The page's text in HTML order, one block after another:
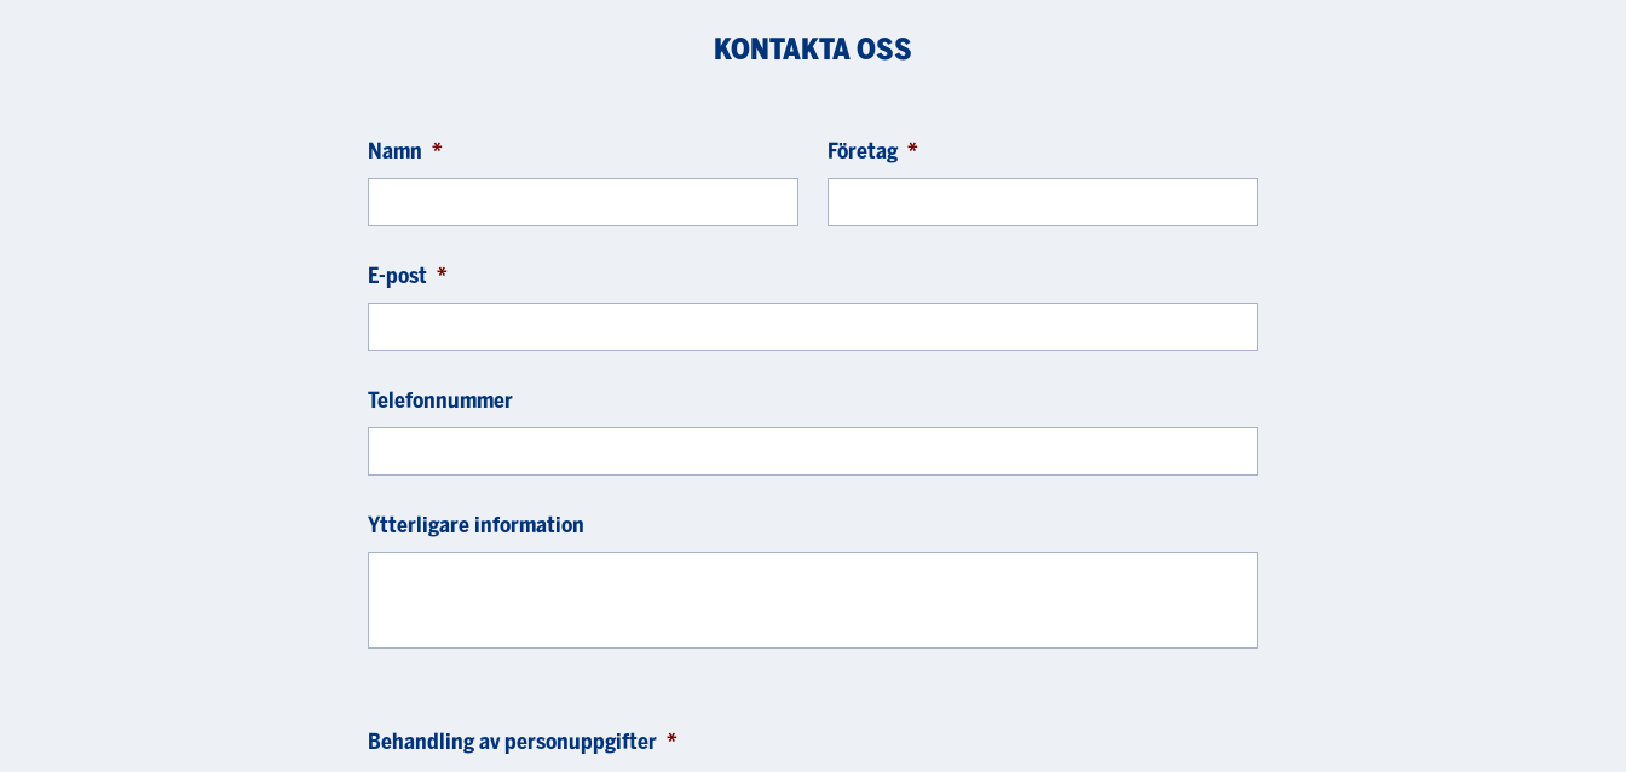
KONTAKTA OSS
Namn * Företag *
E-post *
Telefonnummer
Ytterligare information
Behandling av personuppgifter *